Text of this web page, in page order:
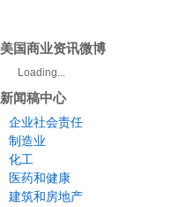
美国商业资讯微博
Loading...
新闻稿中心
企业社会责任
制造业
化工
医药和健康
建筑和房地产